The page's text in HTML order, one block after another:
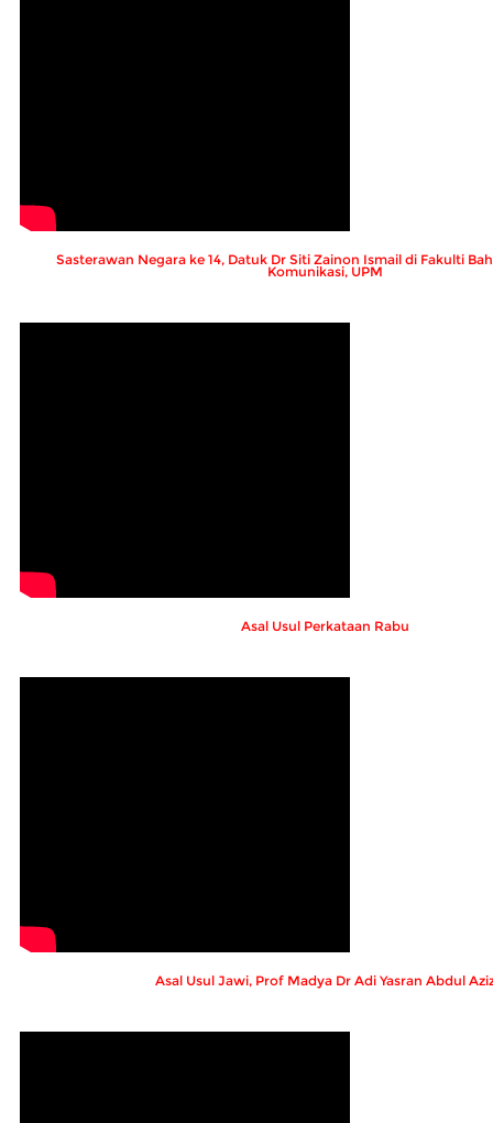
Sasterawan Negara ke 14, Datuk Dr Siti Zainon Ismail di Fakulti
Komunikasi, UPM
Asal Usul Perkataan Rabu
Asal Usul Jawi, Prof Madya Dr Adi Yasran Abdul